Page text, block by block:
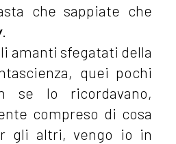
che sappiate che
.
amanti sfegatati della
quei pochi
se lo ricordavano,
compreso di cosa
gli altri, vengo io in